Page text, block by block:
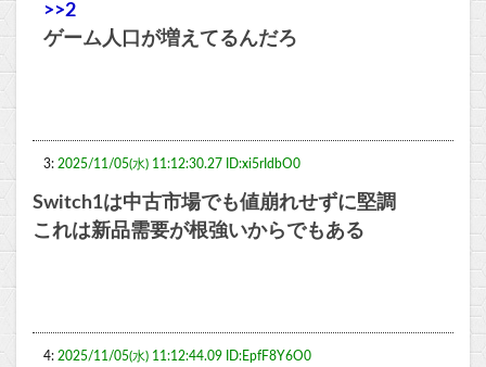
>>2
ゲーム人口が増えてるんだろ
3: 2025/11/05(水) 11:12:30.27 ID:xi5rIdbO0
Switch1は中古市場でも値崩れせずに堅調
これは新品需要が根強いからでもある
4: 2025/11/05(水) 11:12:44.09 ID:EpfF8Y6O0